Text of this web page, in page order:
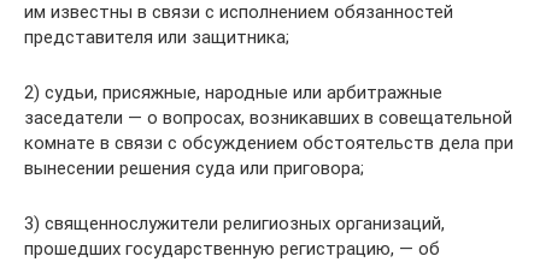
им известны в связи с исполнением обязанностей
представителя или защитника;
2) судьи, присяжные, народные или арбитражные
заседатели — о вопросах, возникавших в совещательной
комнате в связи с обсуждением обстоятельств дела при
вынесении решения суда или приговора;
3) священнослужители религиозных организаций,
прошедших государственную регистрацию, — об